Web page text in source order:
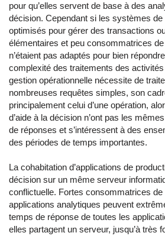
pour qu’elles servent de base à des
décision. Cependant si les systèmes de
optimisés pour gérer des transactions
élémentaires et peu consommatrices
n’étaient pas adaptés pour bien
complexité des traitements des activités
gestion opérationnelle nécessite de
nombreuses requêtes simples, son
principalement celui d’une opération,
d’aide à la décision n’ont pas les
de réponses et s’intéressent à des
des périodes de temps importantes.
La cohabitation d’applications de
décision sur un même serveur
conflictuelle. Fortes consommatrices
applications analytiques peuvent
temps de réponse de toutes les
elles partagent un serveur, jusqu’à très